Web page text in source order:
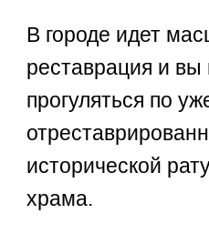
В городе идет
реставрация и вы
прогуляться по
исторической
храма.